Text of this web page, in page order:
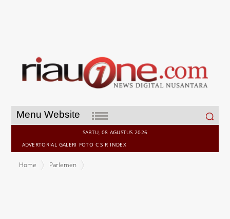
Menu Website
Search
for:
SABTU, 08 AGUSTUS 2026
ADVERTORIAL GALERI FOTO C S R INDEX
Home
Parlemen